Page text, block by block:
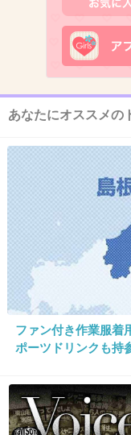
出典：www.xinhua.jp
2. 匿名 2013/12/03(火) 11:45:51
うわ！きもい！
あなたにオススメの
ファン付き作業服着
ポーツドリンクも持